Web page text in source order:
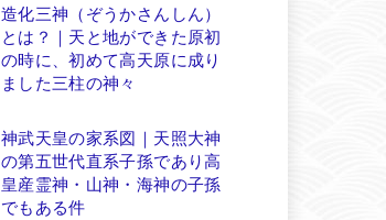
造化三神（ぞうかさんしん）
とは？｜天と地ができた原初
の時に、初めて高天原に成り
ました三柱の神々
神武天皇の家系図｜天照大神
の第五世代直系子孫であり高
皇産霊神・山神・海神の子孫
でもある件